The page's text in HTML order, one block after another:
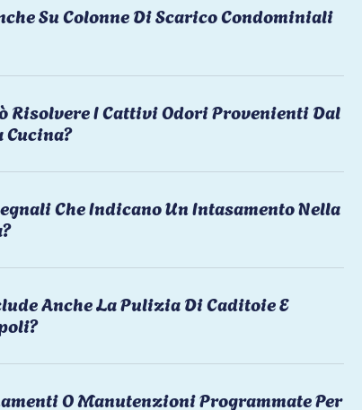
Su Colonne Di Scarico Condominiali
Risolvere I Cattivi Odori Provenienti Dal
Cucina?
Che Indicano Un Intasamento Nella
Anche La Pulizia Di Caditoie E
O Manutenzioni Programmate Per